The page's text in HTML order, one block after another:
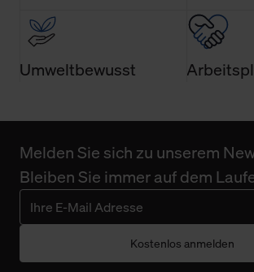
Umweltbewusst
Melden Sie sich zu unserem
Bleiben Sie immer auf dem
Kostenlos anmelden